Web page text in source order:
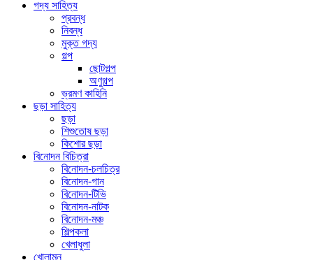
গদ্য সাহিত্য
প্রবন্ধ
নিবন্ধ
মুক্ত গদ্য
গল্প
ছোটগল্প
অণুগল্প
ভ্রমণ কাহিনি
ছড়া সাহিত্য
ছড়া
শিশুতোষ ছড়া
কিশোর ছড়া
বিনোদন বিচিত্রা
বিনোদন-চলচিত্র
বিনোদন-গান
বিনোদন-টিভি
বিনোদন-নাটক
বিনোদন-মঞ্চ
শিল্পকলা
খেলাধুলা
খোলামন